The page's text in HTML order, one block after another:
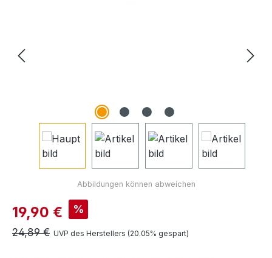
Verkaufspreis:
19,90 € %
Regulärer Preis:
24,89 € UVP des Herstellers (20.05% gespart)